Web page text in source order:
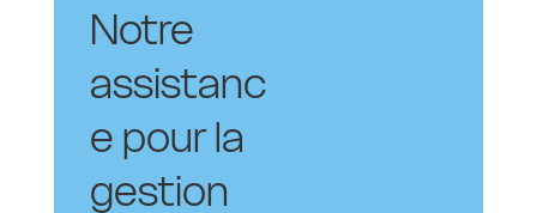
Notre
assistanc
e pour la
gestion